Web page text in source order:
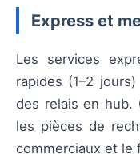
Express et
Les services
rapides (1–2
des relais en hub.
les pièces de
commerciaux et le